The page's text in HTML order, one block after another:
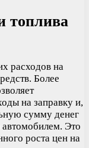
топлива
расходов на
Более
на заправку и,
сумму денег
автомобилем. Это
роста цен на